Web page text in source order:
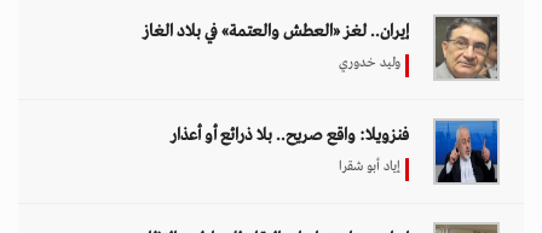
إيران.. لغز «العطش والعتمة» في بلاد الغاز
وليد خدوري
فنزويلا: واقع صريح.. بلا ذرائع أو أعذار
إياد أبو شقرا